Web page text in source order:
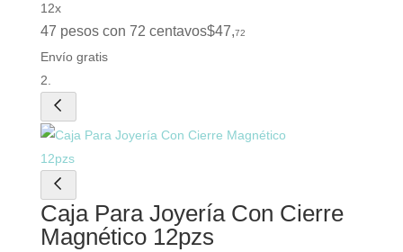
12x
47 pesos con 72 centavos$47,72
Envío gratis
Caja Para Joyería Con Cierre
Magnético 12pzs